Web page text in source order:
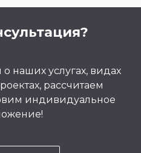
наших услугах, видах
рассчитаем
индивидуальное